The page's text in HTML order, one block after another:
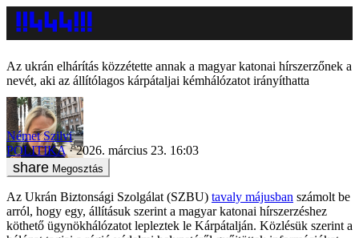
Az ukrán elhárítás közzétette annak a magyar katonai hírszerzőnek a
nevét, aki az állítólagos kárpátaljai kémhálózatot irányíthatta
Német Szilvi
POLITIKA
2026. március 23. 16:03
Megosztás
Az Ukrán Biztonsági Szolgálat (SZBU) tavaly májusban számolt be
arról, hogy egy, állításuk szerint a magyar katonai hírszerzéshez
köthető ügynökhálózatot lepleztek le Kárpátalján. Közlésük szerint a